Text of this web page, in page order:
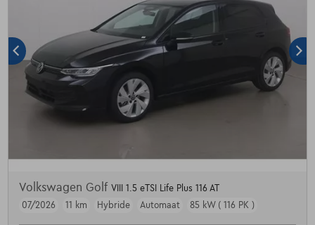
Volkswagen Golf VIII 1.5 eTSI Life Plus 116 AT
07/2026
11 km Hybride Automaat 85 kW ( 116 PK )